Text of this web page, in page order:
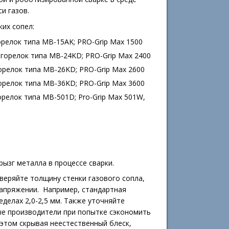
газов.
сопел:
типа МВ-15AK; PRO-Grip Max 1500
типа MB-24KD; PRO-Grip Max 2400
типа MB-26KD; PRO-Grip Max 2600
типа MB-36KD; PRO-Grip Max 3600
типа MB-501D; Pro-Grip Max 501W,
металла в процессе сварки.
толщину стенки газового сопла,
Например, стандартная
2,0-2,5 мм. Также уточняйте
производители при попытке сэкономить
скрывая неестественный блеск,